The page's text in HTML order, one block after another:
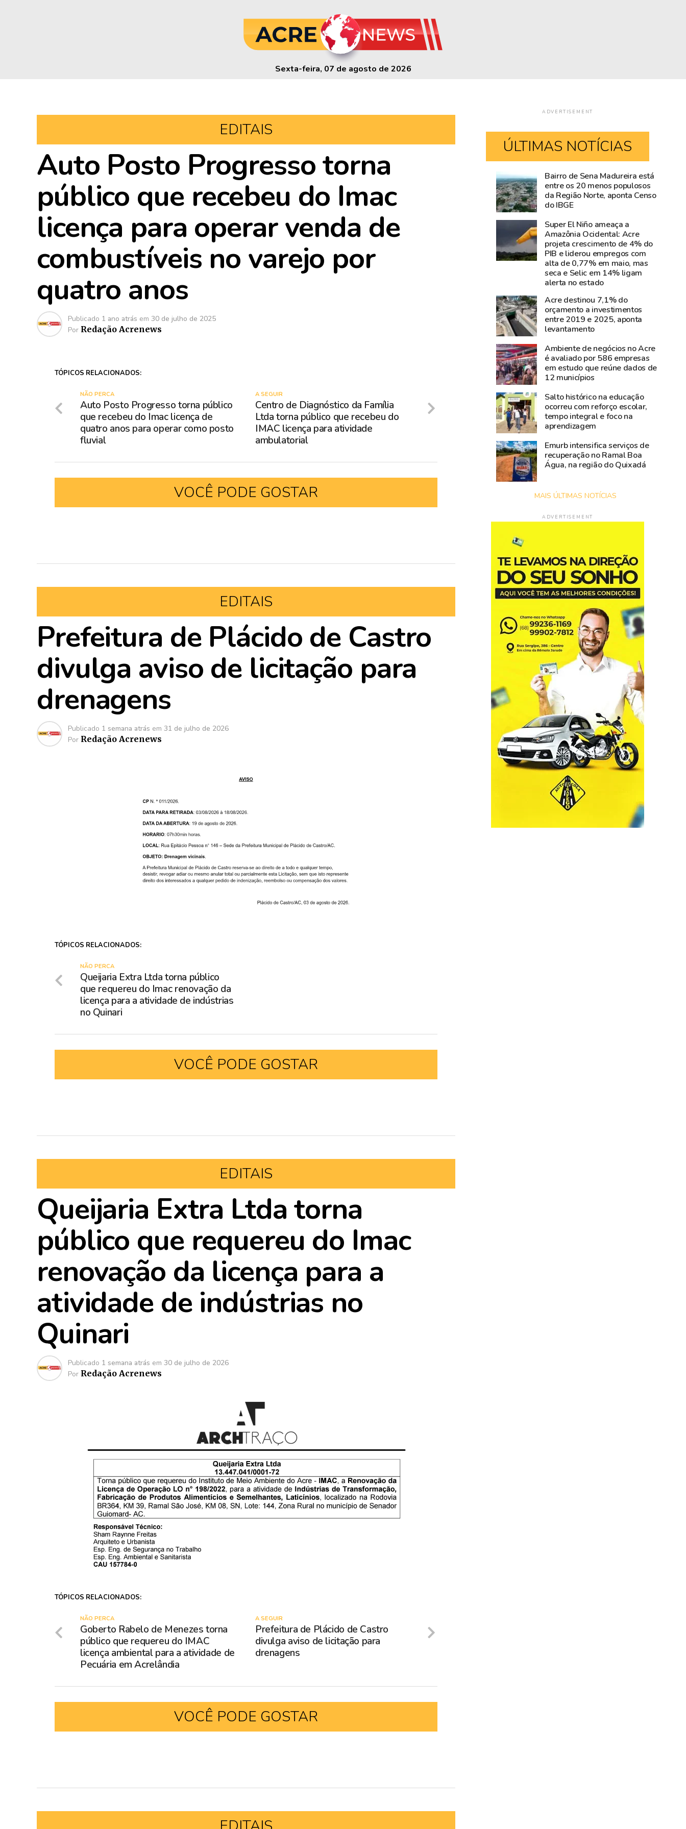
Sexta-feira, 07 de agosto de 2026
EDITAIS
Auto Posto Progresso torna
público que recebeu do Imac
licença para operar venda de
combustíveis no varejo por
quatro anos
Publicado 1 ano atrás em 30 de julho de 2025
Por Redação Acrenews
TÓPICOS RELACIONADOS:
A SEGUIR
Centro de Diagnóstico da Família
Ltda torna público que recebeu do
IMAC licença para atividade
ambulatorial
NÃO PERCA
Auto Posto Progresso torna público
que recebeu do Imac licença de
quatro anos para operar como posto
fluvial
VOCÊ PODE GOSTAR
EDITAIS
Prefeitura de Plácido de Castro
divulga aviso de licitação para
drenagens
Publicado 1 semana atrás em 31 de julho de 2026
Por Redação Acrenews
TÓPICOS RELACIONADOS:
NÃO PERCA
Queijaria Extra Ltda torna público
que requereu do Imac renovação da
licença para a atividade de indústrias
no Quinari
VOCÊ PODE GOSTAR
EDITAIS
Queijaria Extra Ltda torna
público que requereu do Imac
renovação da licença para a
atividade de indústrias no
Quinari
Publicado 1 semana atrás em 30 de julho de 2026
Por Redação Acrenews
TÓPICOS RELACIONADOS:
A SEGUIR
Prefeitura de Plácido de Castro
divulga aviso de licitação para
drenagens
NÃO PERCA
Goberto Rabelo de Menezes torna
público que requereu do IMAC
licença ambiental para a atividade de
Pecuária em Acrelândia
VOCÊ PODE GOSTAR
ADVERTISEMENT
ÚLTIMAS NOTÍCIAS
Blog
do
Accioly:
Tarauacá
Carlos
Pinto,
Shampoo
Esperança
símbolo
do
empreendedorismo
amazônico
Visitantes
tiram
proveito
do
parque
de
diversão
entre
frequentadores,
crianças,
jovens
adultos
Bairro de Sena Madureira está
entre os 20 menos populosos
da Região Norte, aponta Censo
do IBGE
Super El Niño ameaça a
Amazônia Ocidental: Acre
projeta crescimento de 4% do
PIB e liderou empregos com
alta de 0,77% em maio, mas
seca e Selic em 14% ligam
alerta no estado
Acre destinou 7,1% do
orçamento a investimentos
entre 2019 e 2025, aponta
levantamento
Ambiente de negócios no Acre
é avaliado por 586 empresas
em estudo que reúne dados de
12 municípios
Salto histórico na educação
ocorreu com reforço escolar,
tempo integral e foco na
aprendizagem
Emurb intensifica serviços de
recuperação no Ramal Boa
Água, na região do Quixadá
MAIS ÚLTIMAS NOTÍCIAS
ADVERTISEMENT